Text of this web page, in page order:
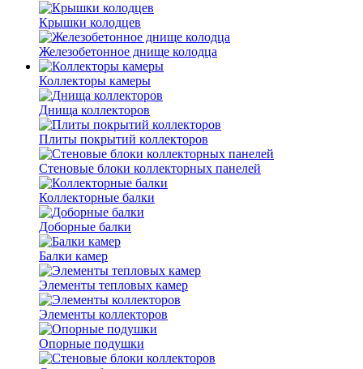
Крышки колодцев
Железобетонное днище колодца
Коллекторы камеры
Днища коллекторов
Плиты покрытий коллекторов
Стеновые блоки коллекторных панелей
Коллекторные балки
Доборные балки
Балки камер
Элементы тепловых камер
Элементы коллекторов
Опорные подушки